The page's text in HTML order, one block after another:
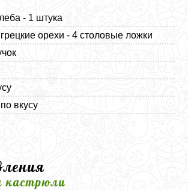
- 1 штука
орехи - 4 столовые ложки
вкусу
кастрюли